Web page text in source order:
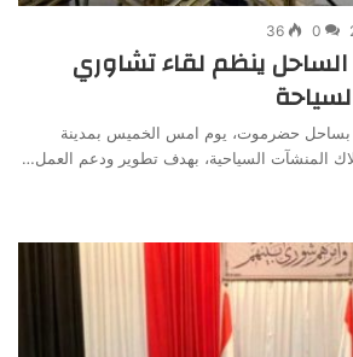
0
36
ينظم لقاء تشاوري
بساحل حضرموت، يوم امس الخميس بمدينة
المنشآت السياحية، بهدف تطوير ودعم العمل…